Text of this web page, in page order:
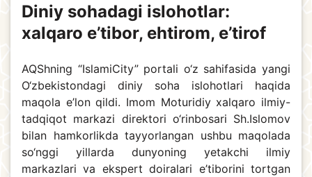
Diniy sohadagi islohotlar:
xalqaro e’tibor, ehtirom, e’tirof
AQShning “IslamiCity” portali o‘z sahifasida yangi
O‘zbekistondagi diniy soha islohotlari haqida
maqola e’lon qildi. Imom Moturidiy xalqaro ilmiy-
tadqiqot markazi direktori o‘rinbosari Sh.Islomov
bilan hamkorlikda tayyorlangan ushbu maqolada
so‘nggi yillarda dunyoning yetakchi ilmiy
markazlari va ekspert doiralari e’tiborini tortgan